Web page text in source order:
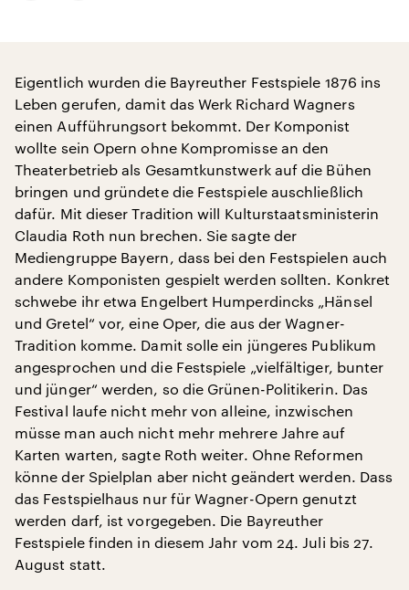
Eigentlich wurden die Bayreuther Festspiele 1876 ins
Leben gerufen, damit das Werk Richard Wagners
einen Aufführungsort bekommt. Der Komponist
wollte sein Opern ohne Kompromisse an den
Theaterbetrieb als Gesamtkunstwerk auf die Bühen
bringen und gründete die Festspiele auschließlich
dafür. Mit dieser Tradition will Kulturstaatsministerin
Claudia Roth nun brechen. Sie sagte der
Mediengruppe Bayern, dass bei den Festspielen auch
andere Komponisten gespielt werden sollten. Konkret
schwebe ihr etwa Engelbert Humperdincks „Hänsel
und Gretel“ vor, eine Oper, die aus der Wagner-
Tradition komme. Damit solle ein jüngeres Publikum
angesprochen und die Festspiele „vielfältiger, bunter
und jünger“ werden, so die Grünen-Politikerin. Das
Festival laufe nicht mehr von alleine, inzwischen
müsse man auch nicht mehr mehrere Jahre auf
Karten warten, sagte Roth weiter. Ohne Reformen
könne der Spielplan aber nicht geändert werden. Dass
das Festspielhaus nur für Wagner-Opern genutzt
werden darf, ist vorgegeben. Die Bayreuther
Festspiele finden in diesem Jahr vom 24. Juli bis 27.
August statt.